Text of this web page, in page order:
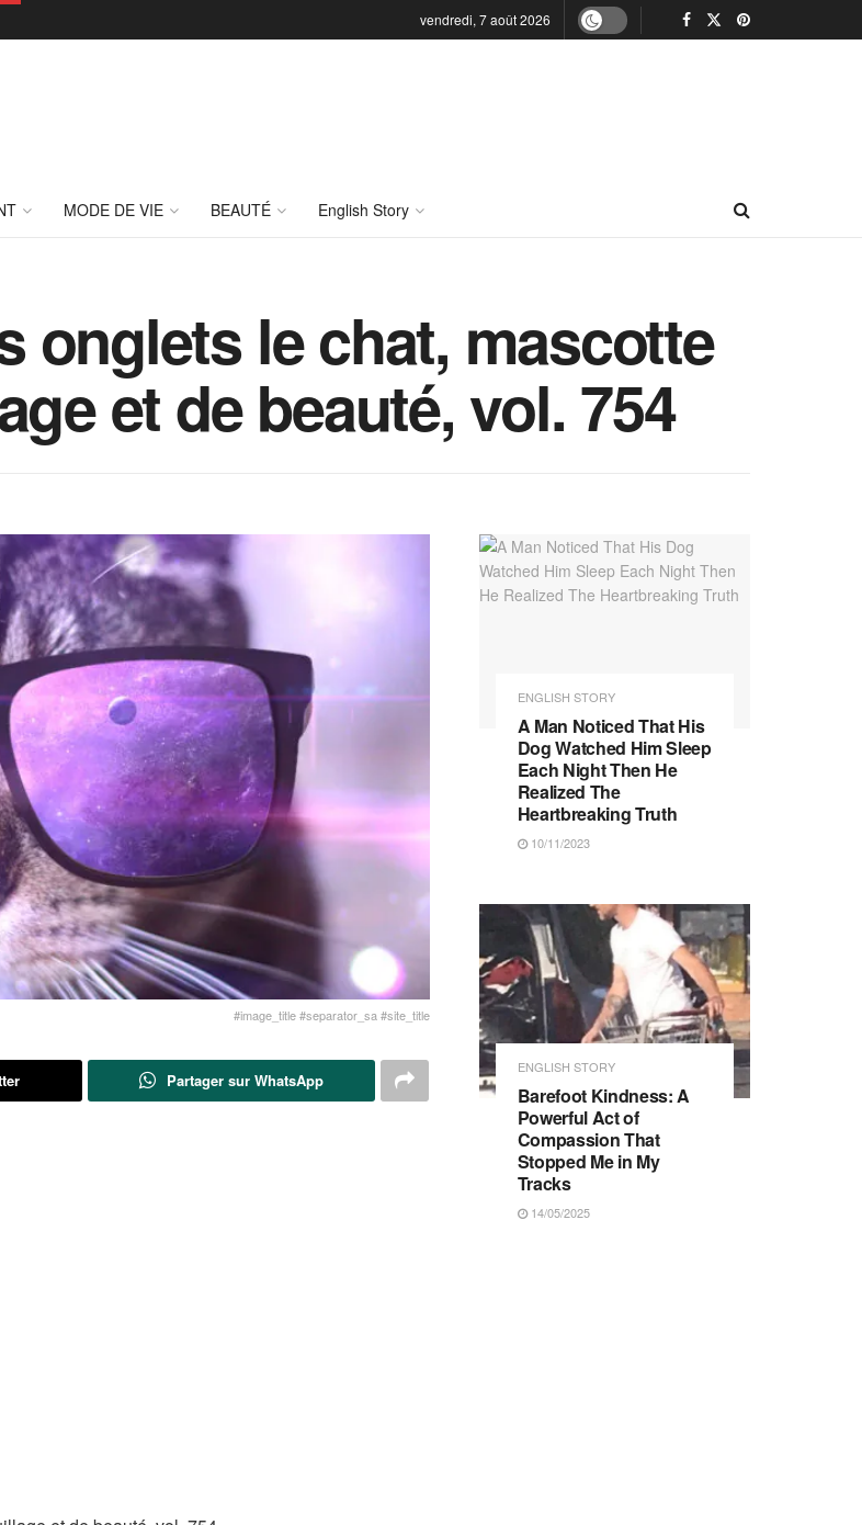
vendredi, 7 août 2026
MODE DE VIE BEAUTÉ English Story
onglets le chat, mascotte
et de beauté, vol. 754
#image_title #separator_sa #site_title
Partager sur WhatsApp
ENGLISH STORY
A Man Noticed That His
Dog Watched Him Sleep
Each Night Then He
Realized The
Heartbreaking Truth
10/11/2023
ENGLISH STORY
Barefoot Kindness: A
Powerful Act of
Compassion That
Stopped Me in My
Tracks
14/05/2025